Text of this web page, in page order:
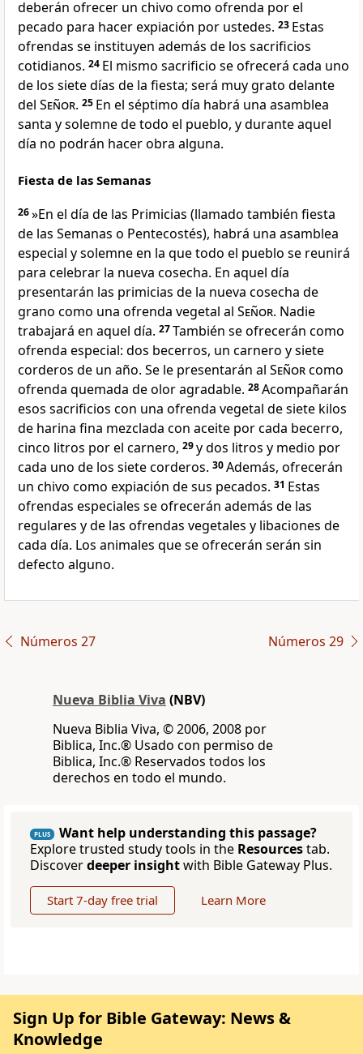
deberán ofrecer un chivo como ofrenda por el
pecado para hacer expiación por ustedes. 23 Estas
ofrendas se instituyen además de los sacrificios
cotidianos. 24 El mismo sacrificio se ofrecerá cada uno
de los siete días de la fiesta; será muy grato delante
del Señor. 25 En el séptimo día habrá una asamblea
santa y solemne de todo el pueblo, y durante aquel
día no podrán hacer obra alguna.
Fiesta de las Semanas
26»En el día de las Primicias (llamado también fiesta
de las Semanas o Pentecostés), habrá una asamblea
especial y solemne en la que todo el pueblo se reunirá
para celebrar la nueva cosecha. En aquel día
presentarán las primicias de la nueva cosecha de
grano como una ofrenda vegetal al Señor. Nadie
trabajará en aquel día. 27También se ofrecerán como
ofrenda especial: dos becerros, un carnero y siete
corderos de un año. Se le presentarán al Señorcomo
ofrenda quemada de olor agradable. 28Acompañarán
esos sacrificios con una ofrenda vegetal de siete kilos
de harina fina mezclada con aceite por cada becerro,
cinco litros por el carnero, 29y dos litros y medio por
cada uno de los siete corderos. 30Además, ofrecerán
un chivo como expiación de sus pecados. 31 Estas
ofrendas especiales se ofrecerán además de las
regulares y de las ofrendas vegetales y libaciones de
cada día. Los animales que se ofrecerán serán sin
defecto alguno.
Números 27 Números 29
Nueva Biblia Viva (NBV)
Nueva Biblia Viva, © 2006, 2008 por
Biblica, Inc.® Usado con permiso de
Biblica, Inc.® Reservados todos los
derechos en todo el mundo.
PLUS
Want help understanding this passage?
Explore trusted study tools in the Resourcestab.
Discoverdeeper insightwith Bible Gateway Plus.
Start 7-day free trial Learn More
Sign Up for Bible Gateway: News &
Knowledge